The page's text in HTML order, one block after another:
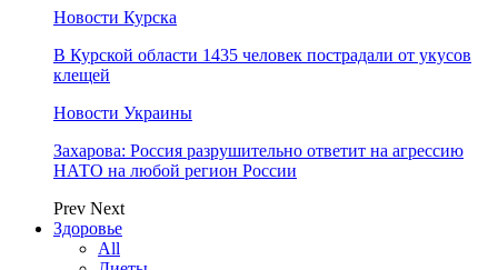
Новости Курска
В Курской области 1435 человек пострадали от укусов
клещей
Новости Украины
Захарова: Россия разрушительно ответит на агрессию
НАТО на любой регион России
Prev Next
Здоровье
All